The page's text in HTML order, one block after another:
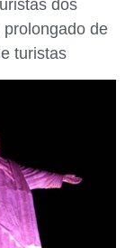
dos
de
turistas